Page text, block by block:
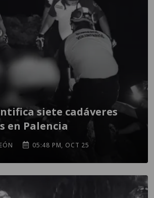
siete cadáveres
en Palencia
05:48 PM, OCT 25